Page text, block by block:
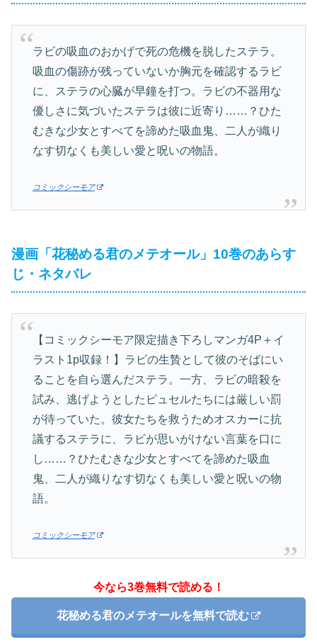
ラビの吸血のおかげで死の危機を脱したステラ。
吸血の傷跡が残っていないか胸元を確認するラビ
に、ステラの心臓が早鐘を打つ。ラビの不器用な
優しさに気づいたステラは彼に近寄り……？ひた
むきな少女とすべてを諦めた吸血鬼、二人が織り
なす切なくも美しい愛と呪いの物語。
コミックシーモア
漫画「花秘める君のメテオール」10巻のあらす
じ・ネタバレ
【コミックシーモア限定描き下ろしマンガ4P＋イ
ラスト1p収録！】ラビの生贄として彼のそばにい
ることを自ら選んだステラ。一方、ラビの暗殺を
試み、逃げようとしたピュセルたちには厳しい罰
が待っていた。彼女たちを救うためオスカーに抗
議するステラに、ラビが思いがけない言葉を口に
し……？ひたむきな少女とすべてを諦めた吸血
鬼、二人が織りなす切なくも美しい愛と呪いの物
語。
コミックシーモア
今なら3巻無料で読める！
花秘める君のメテオールを無料で読む